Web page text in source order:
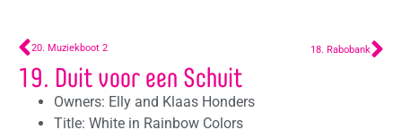
20. Muziekboot 2 18. Rabobank
19. Duit voor een Schuit
Owners: Elly and Klaas Honders
Title: White in Rainbow Colors